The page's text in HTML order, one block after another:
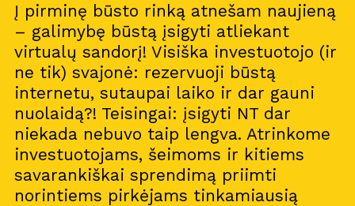
Į pirminę būsto rinką atnešam naujieną
– galimybę būstą įsigyti atliekant
virtualų sandorį! Visiška investuotojo (ir
ne tik) svajonė: rezervuoji būstą
internetu, sutaupai laiko ir dar gauni
nuolaidą?! Teisingai: įsigyti NT dar
niekada nebuvo taip lengva. Atrinkome
investuotojams, šeimoms ir kitiems
savarankiškai sprendimą priimti
norintiems pirkėjams tinkamiausią